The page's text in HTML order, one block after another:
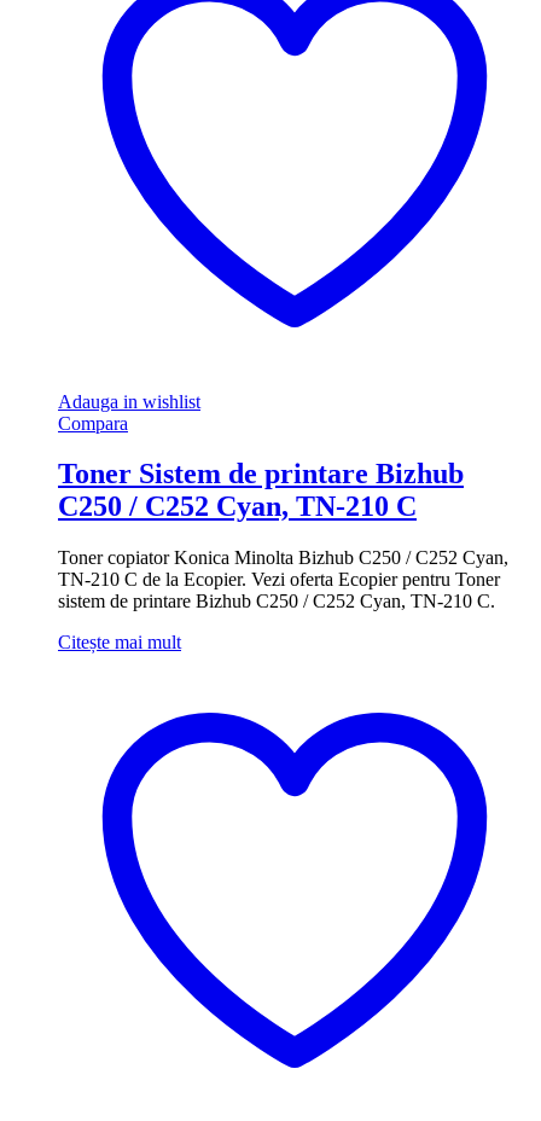
Adauga in wishlist
Compara
Toner Sistem de printare Bizhub
C250 / C252 Cyan, TN-210 C
Toner copiator Konica Minolta Bizhub C250 / C252 Cyan,
TN-210 C de la Ecopier. Vezi oferta Ecopier pentru Toner
sistem de printare Bizhub C250 / C252 Cyan, TN-210 C.
Citește mai mult